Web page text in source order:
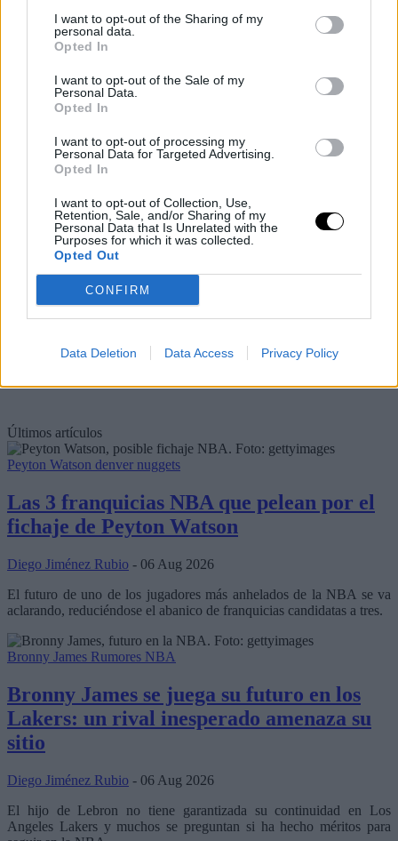
I want to opt-out of the Sharing of my
personal data.
Opted In
I want to opt-out of the Sale of my
Personal Data.
Opted In
I want to opt-out of processing my
Personal Data for Targeted Advertising.
Opted In
I want to opt-out of Collection, Use,
Retention, Sale, and/or Sharing of my
Personal Data that Is Unrelated with the
Purposes for which it was collected.
Opted Out
CONFIRM
Data Deletion Data Access Privacy Policy
Últimos artículos
Peyton Watson denver nuggets
Las 3 franquicias NBA que pelean por el
fichaje de Peyton Watson
Diego Jiménez Rubio - 06 Aug 2026
El futuro de uno de los jugadores más anhelados de la NBA se va
aclarando, reduciéndose el abanico de franquicias candidatas a tres.
Bronny James Rumores NBA
Bronny James se juega su futuro en los
Lakers: un rival inesperado amenaza su
sitio
Diego Jiménez Rubio - 06 Aug 2026
El hijo de Lebron no tiene garantizada su continuidad en Los
Angeles Lakers y muchos se preguntan si ha hecho méritos para